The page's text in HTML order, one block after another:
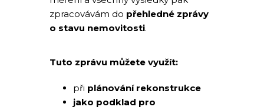
zpracovávám do přehledné zprávy
o stavu nemovitosti.
Tuto zprávu můžete využít:
při plánování rekonstrukce
jako podklad pro